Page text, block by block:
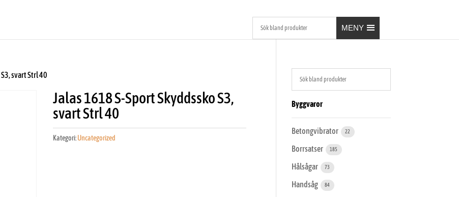
MENY
svart Strl 40
Jalas 1618 S-Sport Skyddssko S3,
svart Strl 40
Kategori:Uncategorized
Byggvaror
Betongvibrator 22
Borrsatser 185
Hålsågar 73
Handsåg 84